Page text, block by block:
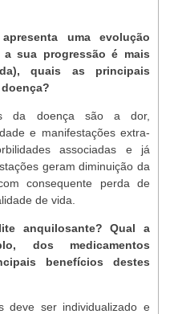
uma evolução
sua progressão é mais
quais as principais
da doença são a dor,
e manifestações extra-
associadas e já
geram diminuição da
consequente perda de
de vida.
anquilosante? Qual a
dos medicamentos
benefícios destes
deve ser individualizado e